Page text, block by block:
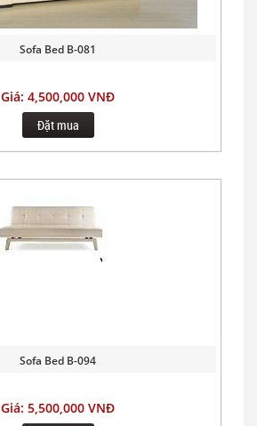
Sofa Bed B-081
Giá: 4,500,000 VNĐ
Đặt mua
Sofa Bed B-094
Giá: 5,500,000 VNĐ